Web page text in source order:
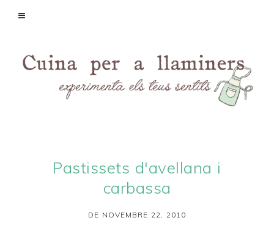
Pastissets d'avellana i
carbassa
DE NOVEMBRE 22, 2010